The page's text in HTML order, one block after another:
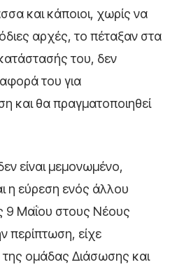
και κάποιοι, χωρίς να
αρχές, το πέταξαν στα
του, δεν
του για
και θα πραγματοποιηθεί
είναι μεμονωμένο,
η εύρεση ενός άλλου
9 Μαΐου στους Νέους
περίπτωση, είχε
της ομάδας Διάσωσης και